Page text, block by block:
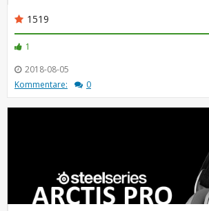
1519
1
2018-08-05
Kommentare:
0